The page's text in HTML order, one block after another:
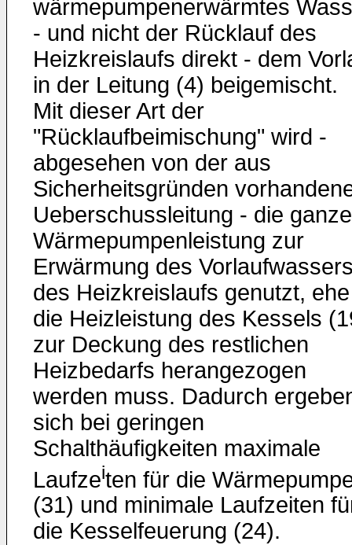
wärmepumpenerwärmtes
- und nicht der Rücklauf des
Heizkreislaufs direkt - dem
in der Leitung (4) beigemischt.
Mit dieser Art der
"Rücklaufbeimischung" wird -
abgesehen von der aus
Sicherheitsgründen
Ueberschussleitung - die ganze
Wärmepumpenleistung zur
Erwärmung des
des Heizkreislaufs genutzt, ehe
die Heizleistung des Kessels
zur Deckung des restlichen
Heizbedarfs herangezogen
werden muss. Dadurch
sich bei geringen
Schalthäufigkeiten maximale
Laufzeiten für die
(31) und minimale Laufzeiten
die Kesselfeuerung (24).